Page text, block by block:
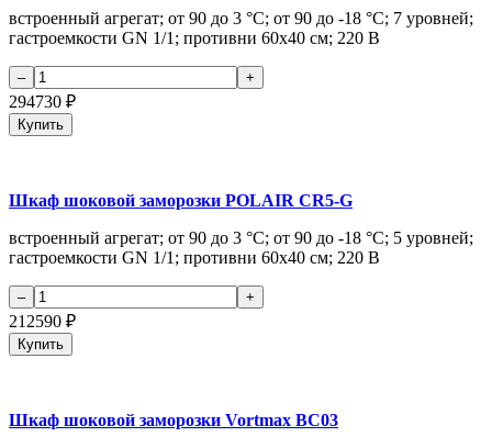
встроенный агрегат; от 90 до 3 °С; от 90 до -18 °С; 7 уровней;
гастроемкости GN 1/1; противни 60х40 см; 220 В
294730 ₽
Купить
Шкаф шоковой заморозки POLAIR CR5-G
встроенный агрегат; от 90 до 3 °С; от 90 до -18 °С; 5 уровней;
гастроемкости GN 1/1; противни 60х40 см; 220 В
212590 ₽
Купить
Шкаф шоковой заморозки Vortmax BC03